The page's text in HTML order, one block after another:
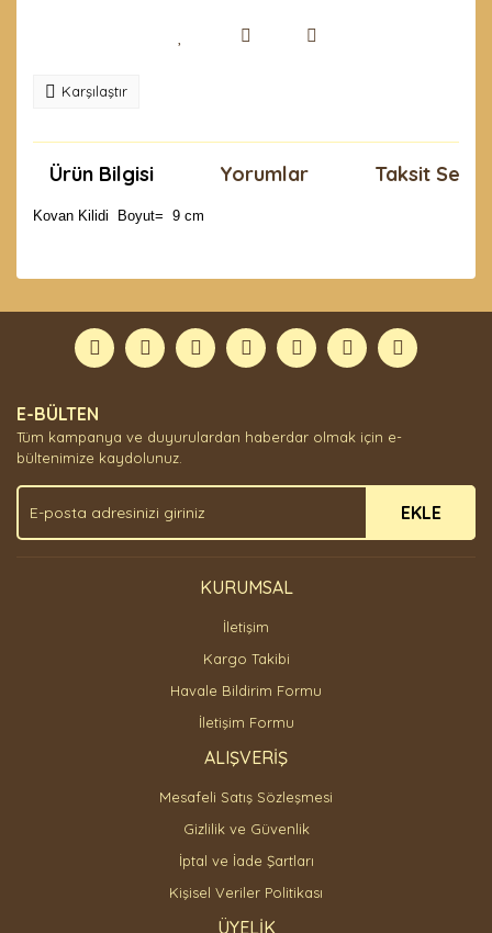
Karşılaştır
Ürün Bilgisi Yorumlar Taksit
Kovan Kilidi Boyut= 9 cm
Yorum Yaz
formunu kullanarak tarafımıza iletebilirsiniz.
Görüş ve önerileriniz için teşekkür ederiz.
Ürün açıklamasında eksik bilgiler bulunuyor.
Ürün bilgilerinde hatalar bulunuyor.
Ürün fiyatı diğer sitelerden daha pahalı.
Bu ürüne benzer farklı alternatifler olmalı.
Gönder
E-BÜLTEN
Tüm kampanya ve duyurulardan haberdar olmak için e-
bültenimize kaydolunuz.
EKLE
KURUMSAL
İletişim
Kargo Takibi
Havale Bildirim Formu
İletişim Formu
ALIŞVERİŞ
Mesafeli Satış Sözleşmesi
Gizlilik ve Güvenlik
İptal ve İade Şartları
Kişisel Veriler Politikası
ÜYELİK